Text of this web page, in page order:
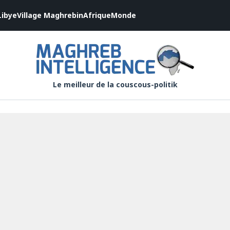
Village MaghrebinAfriqueMonde
Le meilleur de la couscous-politik